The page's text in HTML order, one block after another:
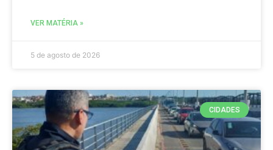
VER MATÉRIA »
5 de agosto de 2026
CIDADES